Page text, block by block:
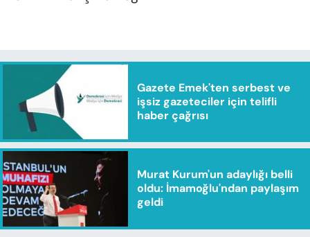
Gazete Emek'ten serbest ve
işsiz gazeteciler için telifli
haber çağrısı
Murat Kurum'un adaylığı belli
oldu: İmamoğlu'ndan paylaşım
geldi